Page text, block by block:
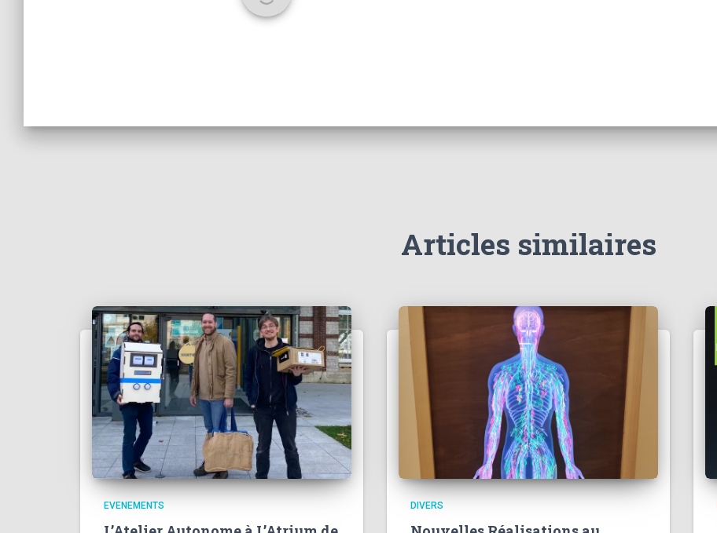
Articles similaires
EVENEMENTS DIVERS